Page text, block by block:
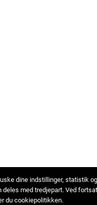
dine indstillinger, statistik
deles med tredjepart. Ved
du cookiepolitikken.